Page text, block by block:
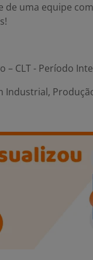
de uma equipe
– CLT - Período
Industrial,